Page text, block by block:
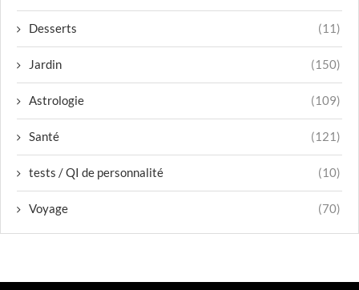
Desserts (11)
Jardin (150)
Astrologie (109)
Santé (121)
tests / QI de personnalité (10)
Voyage (70)